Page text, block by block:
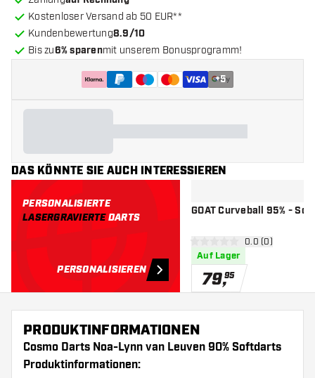
Kostenloser Versand ab 50 EUR**
Kundenbewertung8.9/10
Bis zu6% sparenmit unserem Bonusprogramm!
+5
DAS KÖNNTE SIE AUCH INTERESSIEREN
PERSONALISIERTE
LASERGRAVIERTEDARTS
PERSONALISIEREN
GOAT Curveball 95% -
0 Bewertungssterne
0.0 (0)
Auf Lager
79,95
PRODUKTINFORMATIONEN
Cosmo Darts Noa-Lynn van Leuven 90% Softdarts
Produktinformationen: